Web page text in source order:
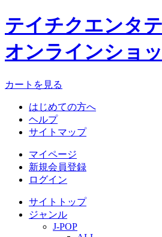
テイチクエンタ
オンラインショ
カートを見る
はじめての方へ
ヘルプ
サイトマップ
マイページ
新規会員登録
ログイン
サイトトップ
ジャンル
J-POP